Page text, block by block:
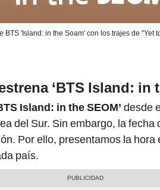
BTS 'Island: in the Soam' con los trajes de "Yet
‘BTS Island: in
Island: in the SEOM’ desde
del Sur. Sin embargo, la fecha
Por ello, presentamos la hora
país.